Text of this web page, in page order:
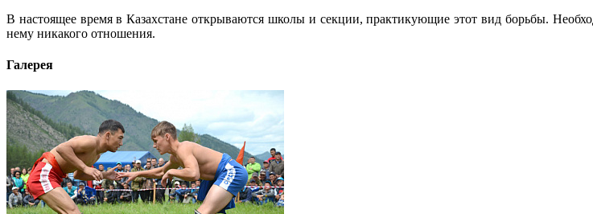
В настоящее время в Казахстане открываются школы и секции, практикующие этот вид борьбы.
нему никакого отношения.
Галерея